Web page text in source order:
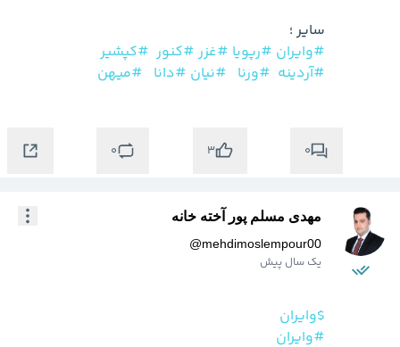
سایر ؛
#وایران #رپویا #غزر #کنور #کپشیر
#آردینه #ورنا #نیان #دانا #میهن
0
3
0
مهدی مسلم پور آخته خانه
@mehdimoslempour00
یک سال پیش
$وایران
#وایران